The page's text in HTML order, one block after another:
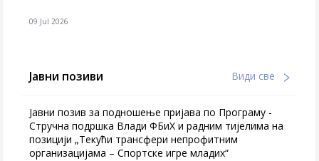
09 Jul 2026
Јавни позиви Види све
Јавни позив за подношење пријава по Програму -
Стручна подршка Влади ФБиХ и радним тијелима на
позицији „Текући трансфери непрофитним
организацијама – Спортске игре младих“